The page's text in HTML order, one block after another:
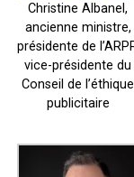
Christine Albanel,
ancienne ministre,
présidente de
vice-présidente du
Conseil de l’éthique
publicitaire